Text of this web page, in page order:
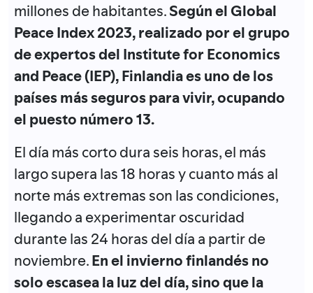
millones de habitantes.Según el Global
Peace Index 2023, realizado por el grupo
de expertos del Institute for Economics
and Peace (IEP), Finlandia es uno de los
países más seguros para vivir, ocupando
el puesto número 13.
El día más corto dura seis horas, el más
largo supera las 18 horas y cuanto más al
norte más extremas son las condiciones,
llegando a experimentar oscuridad
durante las 24 horas del día a partir de
noviembre.En el invierno finlandés no
solo escasea la luz del día, sino que la